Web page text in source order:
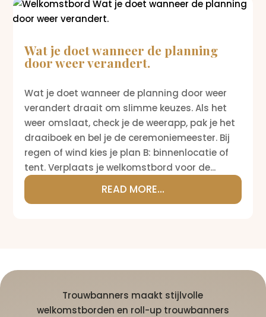
Wat je doet wanneer de planning
door weer verandert.
Wat je doet wanneer de planning door weer
verandert draait om slimme keuzes. Als het
weer omslaat, check je de weerapp, pak je het
draaiboek en bel je de ceremoniemeester. Bij
regen of wind kies je plan B: binnenlocatie of
tent. Verplaats je welkomstbord voor de...
READ MORE...
Trouwbanners maakt stijlvolle
welkomstborden en roll-up trouwbanners